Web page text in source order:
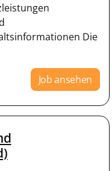
Die
Job ansehen